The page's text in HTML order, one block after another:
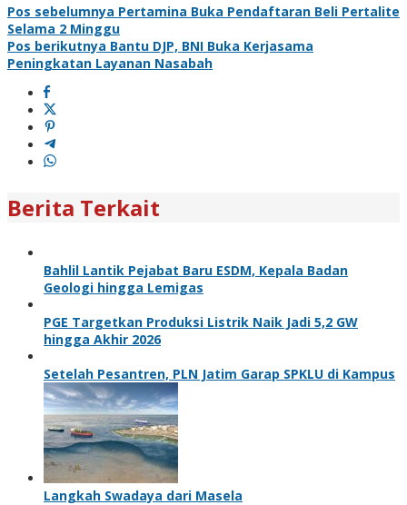
Navigasi
pos
Pos sebelumnya Pertamina Buka Pendaftaran Beli Pertalite
Selama 2 Minggu
Pos berikutnya Bantu DJP, BNI Buka Kerjasama
Peningkatan Layanan Nasabah
Berita Terkait
Bahlil Lantik Pejabat Baru ESDM, Kepala Badan
Geologi hingga Lemigas
PGE Targetkan Produksi Listrik Naik Jadi 5,2 GW
hingga Akhir 2026
Setelah Pesantren, PLN Jatim Garap SPKLU di Kampus
Langkah Swadaya dari Masela